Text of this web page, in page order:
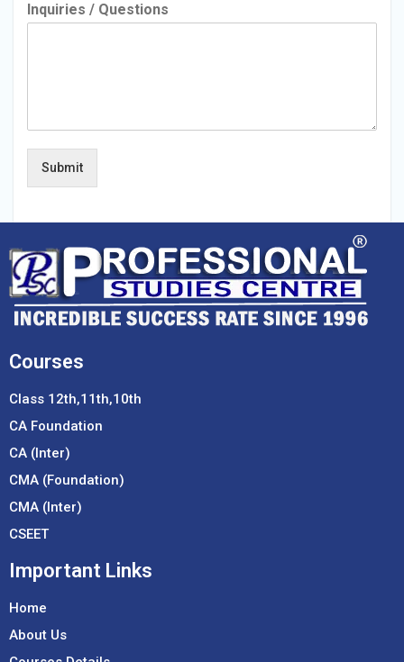
Inquiries / Questions
Submit
Courses
Class 12th,11th,10th
CA Foundation
CA (Inter)
CMA (Foundation)
CMA (Inter)
CSEET
Important Links
Home
About Us